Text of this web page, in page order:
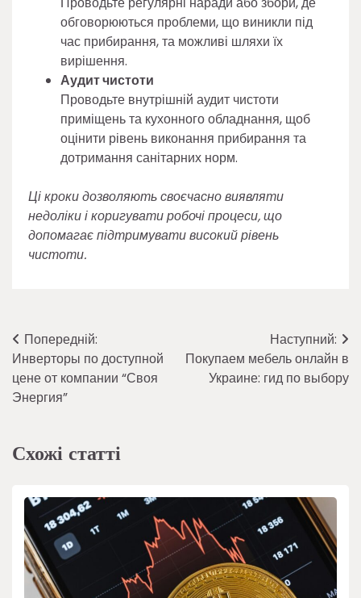
обговорюються проблеми, що виникли під
час прибирання, та можливі шляхи їх
вирішення.
Аудит чистоти
Проводьте внутрішній аудит чистоти
приміщень та кухонного обладнання, щоб
оцінити рівень виконання прибирання та
дотримання санітарних норм.
Ці кроки дозволяють своєчасно виявляти
недоліки і коригувати робочі процеси, що
допомагає підтримувати високий рівень
чистоти.
Навігація
записів
Попередній:
Инверторы по доступной
цене от компании “Своя
Энергия”
Наступний:
Покупаем мебель онлайн в
Украине: гид по выбору
Схожі статті